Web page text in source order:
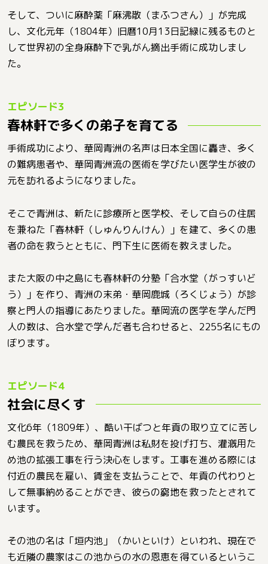
そして、ついに麻酔薬「麻沸散（まふつさん）」が完成
し、文化元年（1804年）旧暦10月13日記緑に残るものと
して世界初の全身麻酔下で乳がん摘出手術に成功しまし
た。
春林軒で多くの弟子を育てる
手術成功により、華岡青洲の名声は日本全国に轟き、多く
の難病患者や、華岡青洲流の医術を学びたい医学生が彼の
元を訪れるようになりました。
そこで青洲は、新たに診療所と医学校、そして自らの住居
を兼ねた「春林軒（しゅんりんけん）」を建て、多くの患
者の命を救うとともに、門下生に医術を教えました。
また大阪の中之島にも春林軒の分塾「合水堂（がっすいど
う）」を作り、青洲の末弟・華岡鹿城（ろくじょう）が診
察と門人の指導にあたりました。華岡流の医学を学んだ門
人の数は、合水堂で学んだ者も合わせると、2255名にもの
ぼります。
社会に尽くす
文化6年（1809年）、酷い干ばつと年貢の取り立てに苦し
む農民を救うため、華岡青洲は私財を投げ打ち、灌漑用た
め池の拡張工事を行う決心をします。工事を進める際には
付近の農民を雇い、賃金を支払うことで、年貢の代わりと
して無事納めることができ、彼らの窮地を救ったとされて
います。
その池の名は「垣内池」（かいといけ）といわれ、現在で
も近隣の農家はこの池からの水の恩恵を得ているというこ